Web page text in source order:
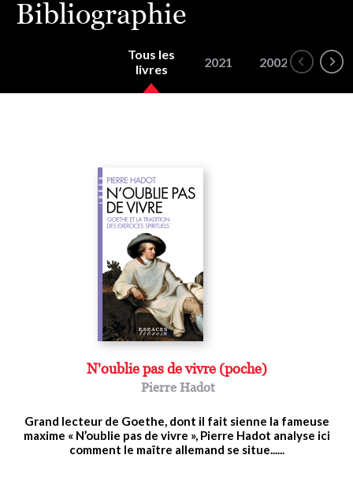
Bibliographie
Tous les
livres
2021 2002 2001
N'oublie pas de vivre (poche)
Pierre Hadot
Grand lecteur de Goethe, dont il fait sienne la fameuse
maxime « N’oublie pas de vivre », Pierre Hadot analyse ici
comment le maître allemand se situe......